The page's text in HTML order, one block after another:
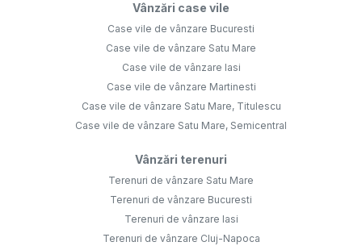
Vânzări case vile
Case vile de vânzare Bucuresti
Case vile de vânzare Satu Mare
Case vile de vânzare Iasi
Case vile de vânzare Martinesti
Case vile de vânzare Satu Mare, Titulescu
Case vile de vânzare Satu Mare, Semicentral
Vânzări terenuri
Terenuri de vânzare Satu Mare
Terenuri de vânzare Bucuresti
Terenuri de vânzare Iasi
Terenuri de vânzare Cluj-Napoca